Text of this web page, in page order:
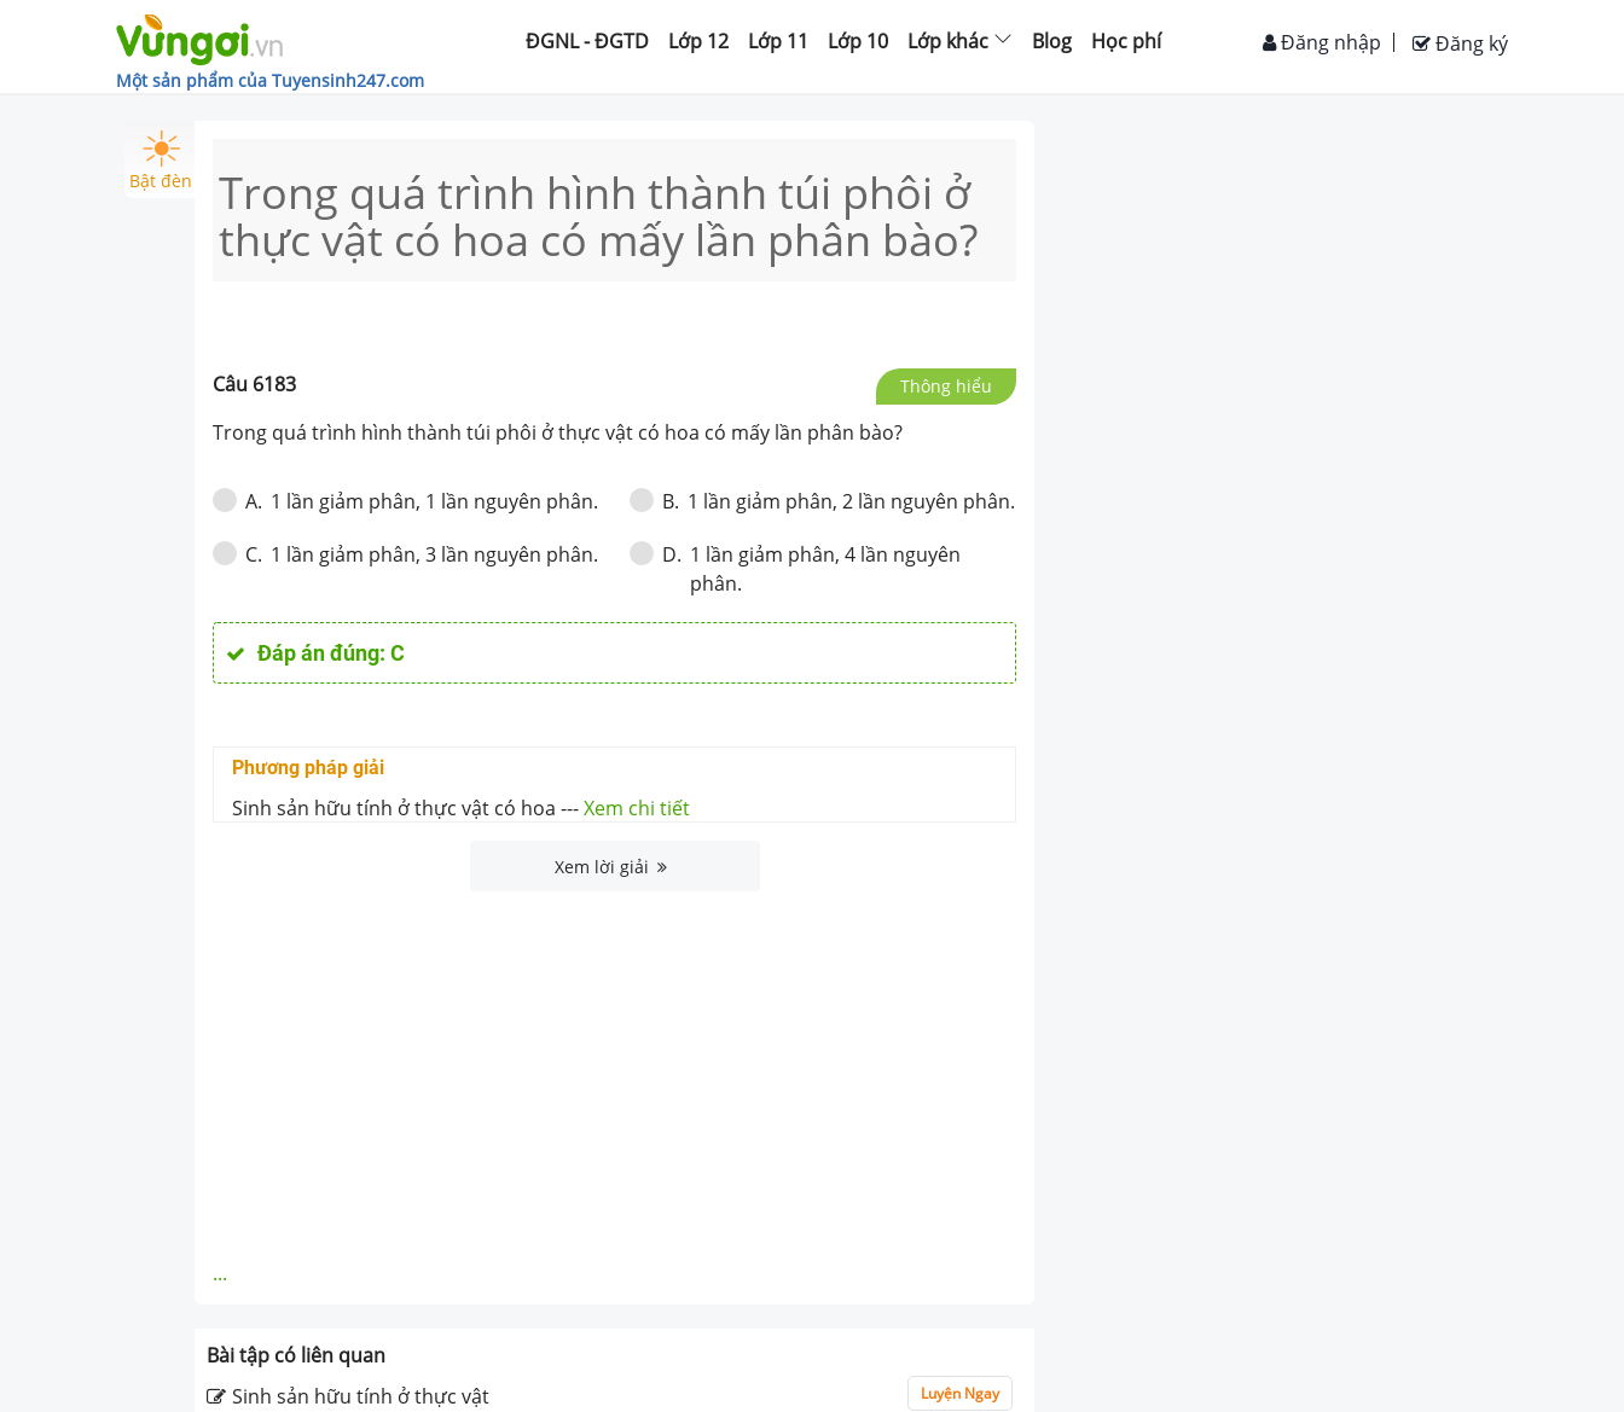
Một sản phẩm của Tuyensinh247.com
ĐGNL - ĐGTD Lớp 12 Lớp 11 Lớp 10 Lớp khác Blog Học phí Đăng ký
Đăng nhập
Bật đèn Trong quá trình hình thành túi phôi ở
thực vật có hoa có mấy lần phân bào?
Câu 6183 Thông hiểu
Trong quá trình hình thành túi phôi ở thực vật có hoa có mấy lần phân bào?
A. 1 lần giảm phân, 1 lần nguyên phân. B. 1 lần giảm phân, 2 lần nguyên phân.
C. 1 lần giảm phân, 3 lần nguyên phân. D. 1 lần giảm phân, 4 lần nguyên
phân.
Đáp án đúng:C
Phương pháp giải
Sinh sản hữu tính ở thực vật có hoa ---Xem chi tiết
Xem lời giải
...
Bài tập có liên quan
Sinh sản hữu tính ở thực vật
Luyện Ngay